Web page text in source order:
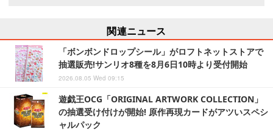
関連ニュース
「ボンボンドロップシール」がロフトネットストアで
抽選販売!サンリオ8種を8月6日10時より受付開始
2026.08.05 Wed 09:15
遊戯王OCG「ORIGINAL ARTWORK COLLECTION」
の抽選受け付けが開始! 原作再現カードがアツいスペシ
ャルパック